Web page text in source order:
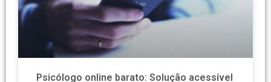
Psicólogo online barato: Solução acessível